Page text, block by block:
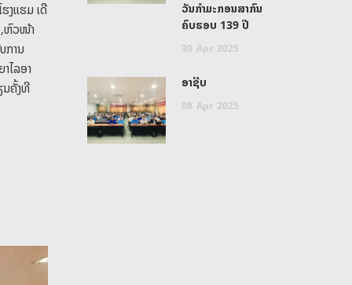
ງແຮມ ເດີ
,ຫົວໜ້າ
ການ
ໄລອາ
ນຄັ້ງທີ
ວັນກຳມະກອນສາກົນ
ຄົບຮອບ 139 ປີ
30 Apr 2025
ອາຊີບ
08 Apr 2025